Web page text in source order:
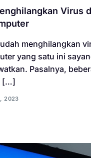
Virus
menghilangkan
yang satu ini
Pasalnya,
[…]
2023